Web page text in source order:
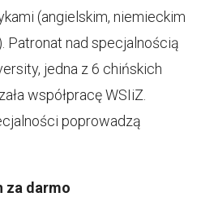
(angielskim, niemieckim
Patronat nad specjalnością
jedna z 6 chińskich
współpracę WSIiZ.
poprowadzą
za darmo